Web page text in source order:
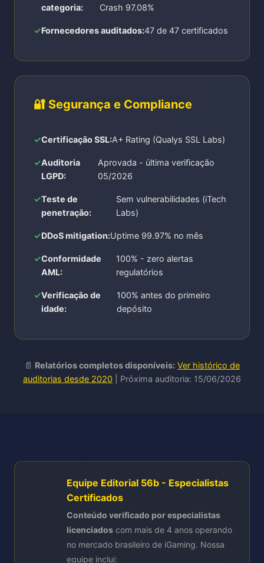
categoria:
Crash 97.08%
Fornecedores auditados:47 de 47 certificados
🔐 Segurança e Compliance
Certificação SSL:A+ Rating (Qualys SSL Labs)
Auditoria
LGPD:
Aprovada - última verificação
05/2026
Teste de
penetração:
Sem vulnerabilidades (iTech
Labs)
DDoS mitigation:Uptime 99.97% no mês
Conformidade
AML:
100% - zero alertas
regulatórios
Verificação de
idade:
100% antes do primeiro
depósito
📄 Relatórios completos disponíveis: Ver histórico de
auditorias desde 2020 | Próxima auditoria: 15/06/2026
Equipe Editorial 56b - Especialistas
Certificados
Conteúdo verificado por especialistas
licenciados com mais de 4 anos operando
no mercado brasileiro de iGaming. Nossa
equipe inclui: